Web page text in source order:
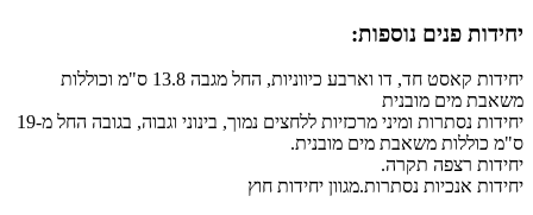
יחידות פנים נוספות:
יחידות קאסט חד, דו וארבע כיווניות, החל מגבה 13.8 ס"מ וכוללות
משאבת מים מובנית
יחידות נסתרות ומיני מרכזיות ללחצים נמוך, בינוני וגבוה, בגובה החל מ-19
ס"מ כוללות משאבת מים מובנית.
יחידות רצפה תקרה.
יחידות אנכיות נסתרות.מגוון יחידות חוץ